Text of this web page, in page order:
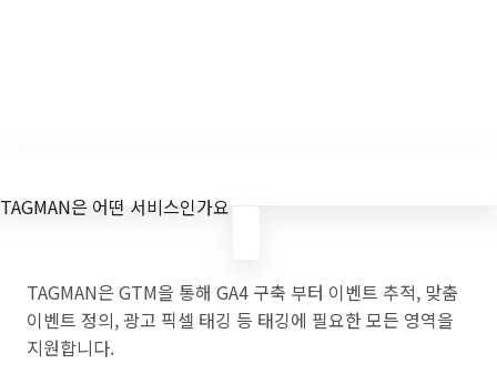
TAGMAN은 어떤 서비스인가요
TAGMAN은 GTM을 통해 GA4 구축 부터 이벤트 추적, 맞춤
이벤트 정의, 광고 픽셀 태깅 등 태깅에 필요한 모든 영역을
지원합니다.